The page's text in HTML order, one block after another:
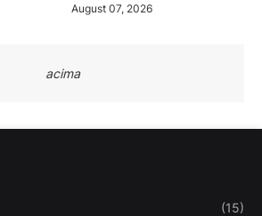
August 07, 2026
acima
(15)